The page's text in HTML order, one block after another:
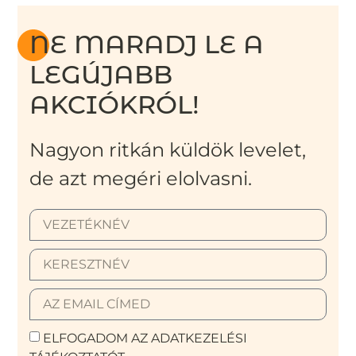
NE MARADJ LE A
LEGÚJABB
AKCIÓKRÓL!
Nagyon ritkán küldök levelet,
de azt megéri elolvasni.
ELFOGADOM AZ ADATKEZELÉSI